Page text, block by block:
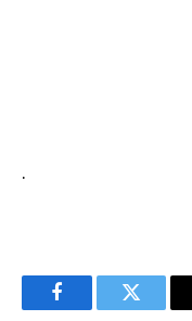
.
FacebookTwitter